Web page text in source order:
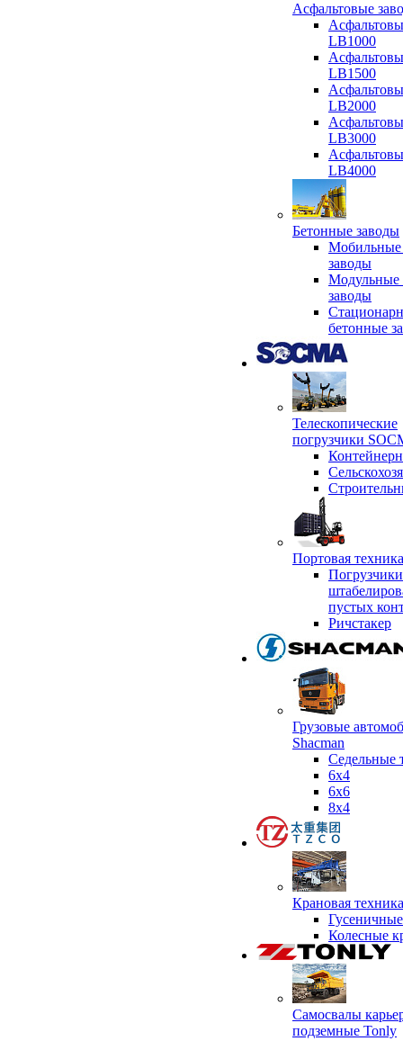
Асфальтовые
LB1000
LB1500
LB2000
LB3000
LB4000
Бетонные заводы
Мобильные
заводы
Модульные
заводы
бетонные
Телескопические
погрузчики
Портовая
пустых
Ричстакер
Грузовые
Shacman
Седельные
6х4
6x6
8x4
Крановая
Колесные
Самосвалы
подземные Tonly